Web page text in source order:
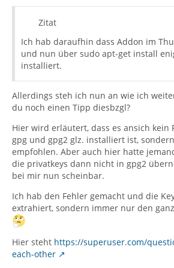
Zitat
Ich hab daraufhin dass Addon im
und nun über sudo apt-get install
installiert.
Allerdings steh ich nun an wie ich
du noch einen Tipp diesbzgl?
Hier wird erläutert, dass es ansich kein
gpg und gpg2 glz. installiert ist,
empfohlen. Aber auch hier hatte
die privatkeys dann nicht in gpg2
bei mir nun scheinbar.
Ich hab den Fehler gemacht und die
extrahiert, sondern immer nur den
Hier steht https://superuser.com/
each-other